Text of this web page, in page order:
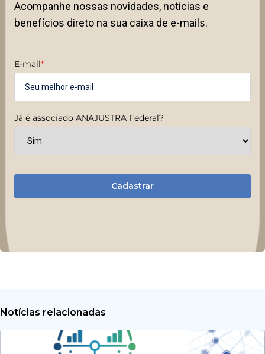
Acompanhe nossas novidades, notícias e
benefícios direto na sua caixa de e-mails.
E-mail*
Já é associado ANAJUSTRA Federal?
Cadastrar
Notícias relacionadas